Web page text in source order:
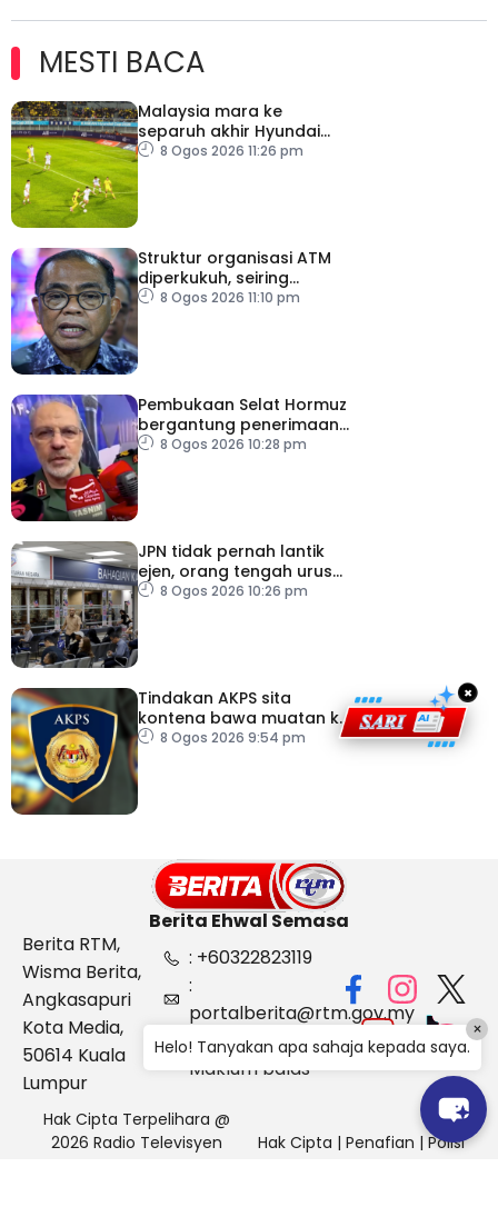
MESTI BACA
Malaysia mara ke
separuh akhir Hyundai
ASEAN Cup
8 Ogos 2026 11:26 pm
Struktur organisasi ATM
diperkukuh, seiring
pemodenan aset
8 Ogos 2026 11:10 pm
Pembukaan Selat Hormuz
bergantung penerimaan
AS – IRGC
8 Ogos 2026 10:28 pm
JPN tidak pernah lantik
ejen, orang tengah urus
dokumentasi
8 Ogos 2026 10:26 pm
Tindakan AKPS sita
kontena bawa muatan ke
Israel bukti ketegasan
8 Ogos 2026 9:54 pm
×
Berita Ehwal Semasa
Berita RTM,
Wisma Berita,
Angkasapuri
Kota Media,
50614 Kuala
Lumpur
: +60322823119
:
portalberita@rtm.gov.my
: Aduan &
Maklum balas
Hak Cipta Terpelihara @
2026 Radio Televisyen
Hak Cipta | Penafian | Polisi
Helo! Tanyakan apa sahaja kepada saya.
×